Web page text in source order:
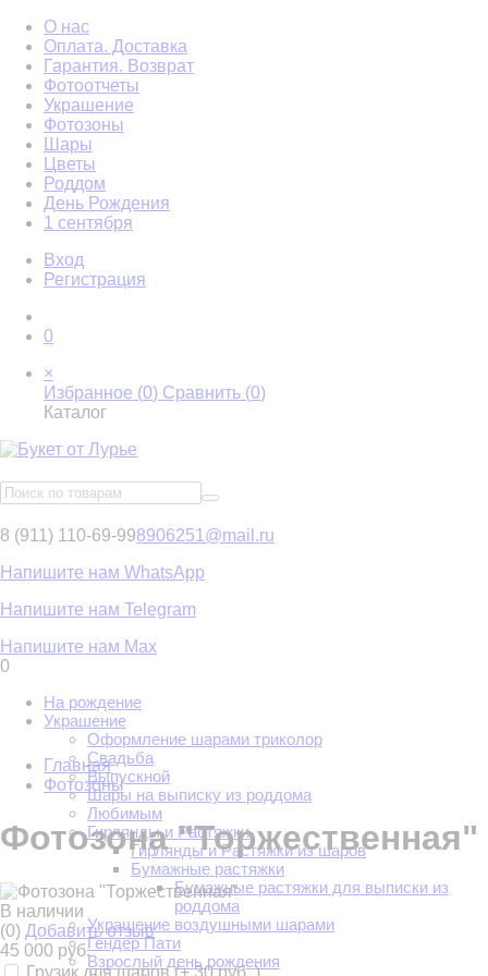
О нас
Оплата. Доставка
Гарантия. Возврат
Фотоотчеты
Украшение
Фотозоны
Шары
Цветы
Роддом
День Рождения
1 сентября
Вход
Регистрация
0
×
Избранное (0) Сравнить (0)
Каталог
8 (911) 110-69-998906251@mail.ru
Напишите нам WhatsApp
Напишите нам Telegram
Напишите нам Max
0
На рождение
Украшение
Оформление шарами триколор
Свадьба
Выпускной
Шары на выписку из роддома
Любимым
Гирлянды и Растяжки
Гирлянды и Растяжки из шаров
Бумажные растяжки
Бумажные растяжки для выписки из
роддома
Украшение воздушными шарами
Гендер Пати
Взрослый день рождения
Главная
Фотозоны
Фотозона "Торжественная"
В наличии
(0) Добавить отзыв
45 000 руб.
Грузик для шаров (+30 руб.)